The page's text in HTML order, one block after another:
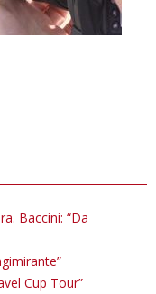
Baccini: “Da
Cup Tour”